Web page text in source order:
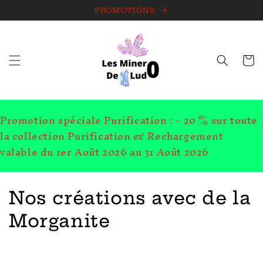
au
PROMOTIONS
Panier
Promotion spéciale Purification : - 20 % sur toute
la collection Purification & Rechargement
valable du 1er Août 2026 au 31 Août 2026
C
o
Nos créations avec de la
Morganite